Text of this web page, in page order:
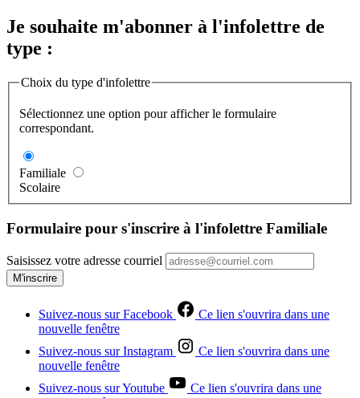
Je souhaite m'abonner à l'infolettre de
type :
Choix du type d'infolettre
Sélectionnez une option pour afficher le formulaire
correspondant.
Familiale
Scolaire
Formulaire pour s'inscrire à l'infolettre Familiale
Saisissez votre adresse courriel
M'inscrire
Suivez-nous sur Facebook
Ce lien s'ouvrira dans une
nouvelle fenêtre
Suivez-nous sur Instagram
Ce lien s'ouvrira dans une
nouvelle fenêtre
Suivez-nous sur Youtube
Ce lien s'ouvrira dans une